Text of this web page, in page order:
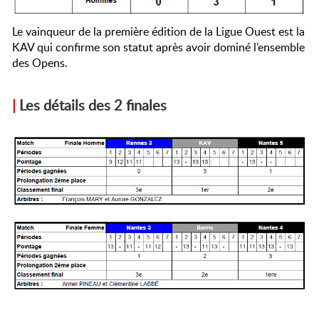
Le vainqueur de la première édition de la Ligue Ouest est la
KAV qui confirme son statut après avoir dominé l’ensemble
des Opens.
| Les détails des 2 finales